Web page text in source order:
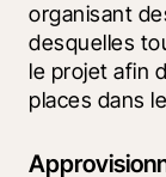
organisant
desquelles
le projet afin
places dans